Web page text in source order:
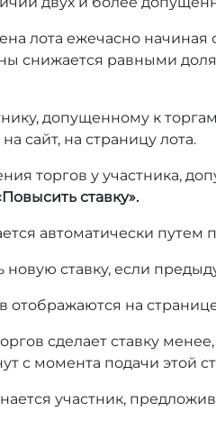
лота ежечасно начиная
снижается равными
допущенному к
сайт, на страницу лота.
торгов у участника,
ставку».
автоматически
новую ставку, если
отображаются на
сделает ставку
с момента подачи этой
участник,